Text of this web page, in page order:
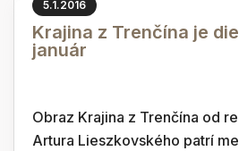
5.1.2016
Krajina z Trenčína je
január
Obraz Krajina z Trenčína od
Artura Lieszkovského patrí